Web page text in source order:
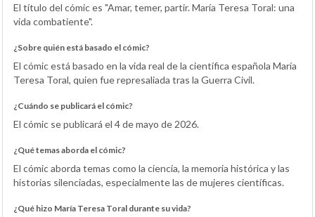
El título del cómic es "Amar, temer, partir. María Teresa Toral: una
vida combatiente".
¿Sobre quién está basado el cómic?
El cómic está basado en la vida real de la científica española María
Teresa Toral, quien fue represaliada tras la Guerra Civil.
¿Cuándo se publicará el cómic?
El cómic se publicará el 4 de mayo de 2026.
¿Qué temas aborda el cómic?
El cómic aborda temas como la ciencia, la memoria histórica y las
historias silenciadas, especialmente las de mujeres científicas.
¿Qué hizo María Teresa Toral durante su vida?